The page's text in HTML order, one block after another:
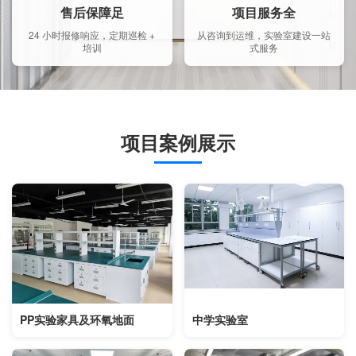
售后保障足
24 小时报修响应，定期巡检 +
培训
项目服务全
从咨询到运维，实验室建设一站
式服务
项目案例展示
PP实验家具及环氧地面 中学实验室